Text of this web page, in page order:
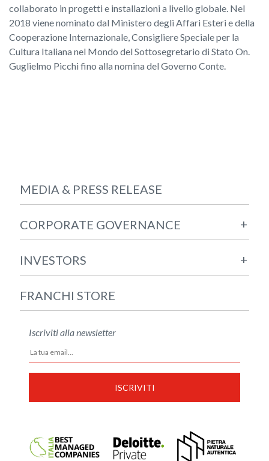
collaborato in progetti e installazioni a livello globale. Nel
2018 viene nominato dal Ministero degli Affari Esteri e della
Cooperazione Internazionale, Consigliere Speciale per la
Cultura Italiana nel Mondo del Sottosegretario di Stato On.
Guglielmo Picchi fino alla nomina del Governo Conte.
MEDIA & PRESS RELEASE
CORPORATE GOVERNANCE +
INVESTORS +
FRANCHI STORE
Iscriviti alla newsletter